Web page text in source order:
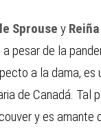
Sprouse y
pesar de la
a la dama, es
de Canadá. Tal
y es amante